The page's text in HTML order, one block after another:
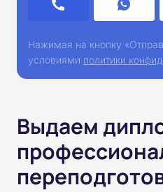
Нажимая на кнопку
условиями политики
Выдаем